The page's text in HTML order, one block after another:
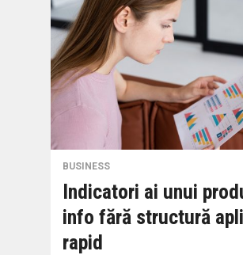
BUSINESS
Indicatori ai unui
info fără structură
rapid